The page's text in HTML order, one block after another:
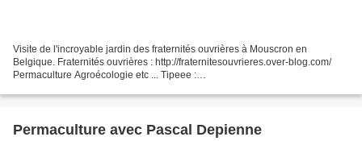
Visite de l'incroyable jardin des fraternités ouvrières à Mouscron en
Belgique. Fraternités ouvrières : http://fraternitesouvrieres.over-blog.com/
Permaculture Agroécologie etc ... Tipeee :
Permaculture avec Pascal Depienne